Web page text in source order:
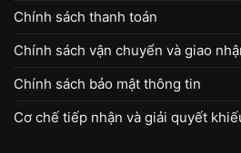
Chính sách thanh toán
Chính sách vận chuyển và giao
Chính sách bảo mật thông tin
Cơ chế tiếp nhận và giải quyết